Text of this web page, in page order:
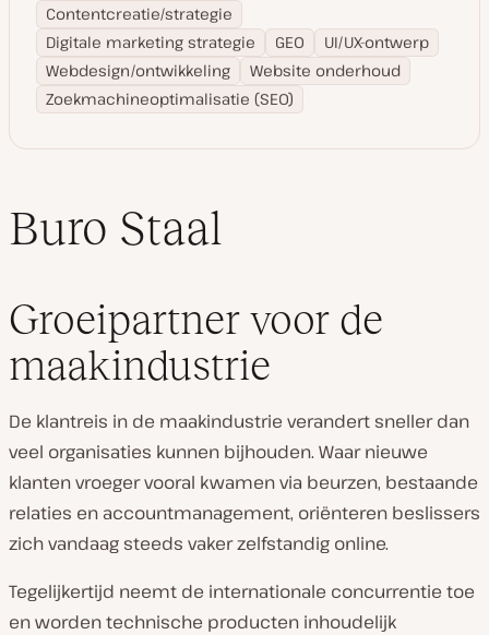
Contentcreatie/strategie
Digitale marketing strategie
GEO
UI/UX-ontwerp
Webdesign/ontwikkeling
Website onderhoud
Zoekmachineoptimalisatie (SEO)
Buro Staal
Groeipartner voor de
maakindustrie
De klantreis in de maakindustrie verandert sneller dan
veel organisaties kunnen bijhouden. Waar nieuwe
klanten vroeger vooral kwamen via beurzen, bestaande
relaties en accountmanagement, oriënteren beslissers
zich vandaag steeds vaker zelfstandig online.
Tegelijkertijd neemt de internationale concurrentie toe
en worden technische producten inhoudelijk